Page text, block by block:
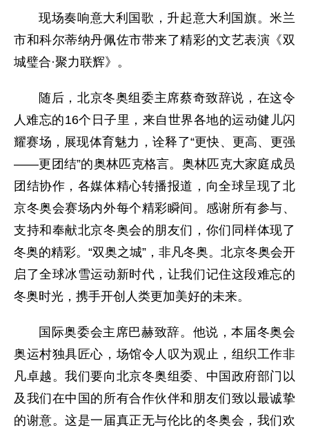
现场奏响意大利国歌，升起意大利国旗。米兰
市和科尔蒂纳丹佩佐市带来了精彩的文艺表演《双
城璧合·聚力联辉》。
随后，北京冬奥组委主席蔡奇致辞说，在这令
人难忘的16个日子里，来自世界各地的运动健儿闪
耀赛场，展现体育魅力，诠释了“更快、更高、更强
——更团结”的奥林匹克格言。奥林匹克大家庭成员
团结协作，各媒体精心转播报道，向全球呈现了北
京冬奥会赛场内外每个精彩瞬间。感谢所有参与、
支持和奉献北京冬奥会的朋友们，你们同样体现了
冬奥的精彩。“双奥之城”，非凡冬奥。北京冬奥会开
启了全球冰雪运动新时代，让我们记住这段难忘的
冬奥时光，携手开创人类更加美好的未来。
国际奥委会主席巴赫致辞。他说，本届冬奥会
奥运村独具匠心，场馆令人叹为观止，组织工作非
凡卓越。我们要向北京冬奥组委、中国政府部门以
及我们在中国的所有合作伙伴和朋友们致以最诚挚
的谢意。这是一届真正无与伦比的冬奥会，我们欢